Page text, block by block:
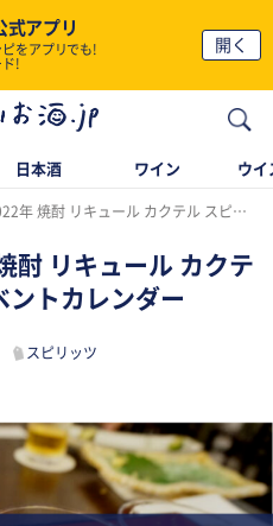
式アプリ
をアプリでも!
ド!
開く
日本酒 ワイン ウイ
リキュール カクテル スピリッツなどイベントカレンダー
酎 リキュール カクテ
ントカレンダー
スピリッツ